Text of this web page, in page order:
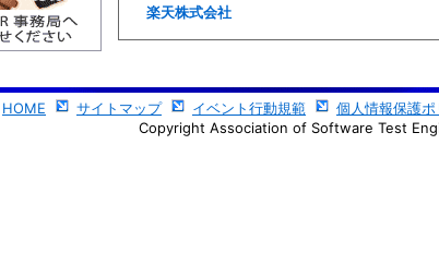
楽天株式会社
HOME サイトマップ イベント行動規範 個人情報保護ポ
Copyright Association of Software Test